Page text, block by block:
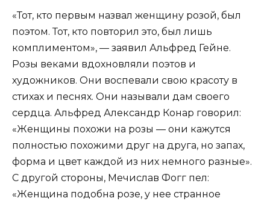
«Тот, кто первым назвал женщину розой, был
поэтом. Тот, кто повторил это, был лишь
комплиментом», — заявил Альфред Гейне.
Розы веками вдохновляли поэтов и
художников. Они воспевали свою красоту в
стихах и песнях. Они называли дам своего
сердца. Альфред Александр Конар говорил:
«Женщины похожи на розы — они кажутся
полностью похожими друг на друга, но запах,
форма и цвет каждой из них немного разные».
С другой стороны, Мечислав Фогг пел:
«Женщина подобна розе, у нее странное